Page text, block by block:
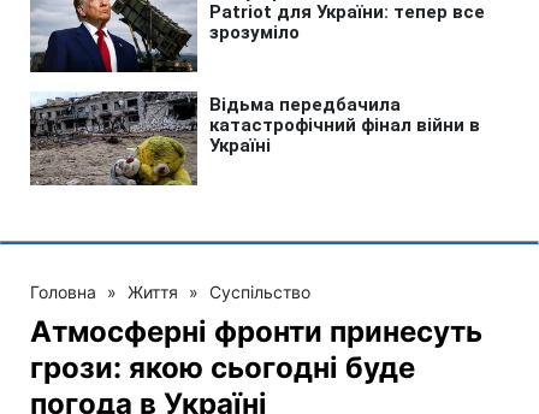
Головна » Життя » Суспільство
Атмосферні фронти принесуть
грози: якою сьогодні буде
погода в Україні